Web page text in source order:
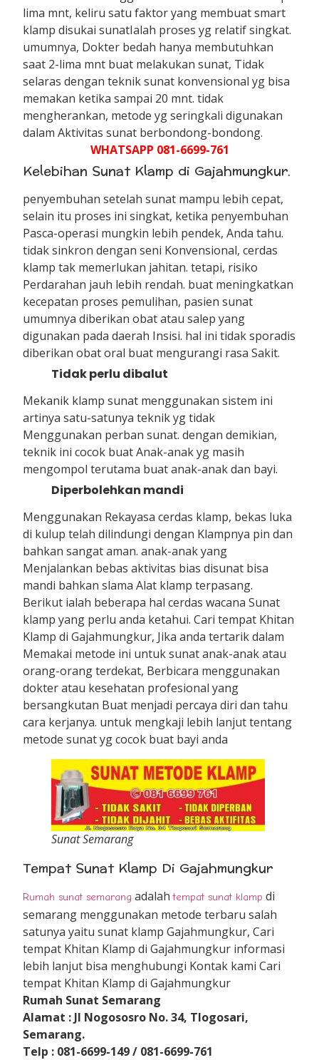
lima mnt, keliru satu faktor yang membuat smart
klamp disukai sunatIalah proses yg relatif singkat.
umumnya, Dokter bedah hanya membutuhkan
saat 2-lima mnt buat melakukan sunat, Tidak
selaras dengan teknik sunat konvensional yg bisa
memakan ketika sampai 20 mnt. tidak
mengherankan, metode yg seringkali digunakan
dalam Aktivitas sunat berbondong-bondong.
WHATSAPP 081-6699-761
Kelebihan Sunat Klamp di Gajahmungkur.
penyembuhan setelah sunat mampu lebih cepat,
selain itu proses ini singkat, ketika penyembuhan
Pasca-operasi mungkin lebih pendek, Anda tahu.
tidak sinkron dengan seni Konvensional, cerdas
klamp tak memerlukan jahitan. tetapi, risiko
Perdarahan jauh lebih rendah. buat meningkatkan
kecepatan proses pemulihan, pasien sunat
umumnya diberikan obat atau salep yang
digunakan pada daerah Insisi. hal ini tidak sporadis
diberikan obat oral buat mengurangi rasa Sakit.
Tidak perlu dibalut
Mekanik klamp sunat menggunakan sistem ini
artinya satu-satunya teknik yg tidak
Menggunakan perban sunat. dengan demikian,
teknik ini cocok buat Anak-anak yg masih
mengompol terutama buat anak-anak dan bayi.
Diperbolehkan mandi
Menggunakan Rekayasa cerdas klamp, bekas luka
di kulup telah dilindungi dengan Klampnya pin dan
bahkan sangat aman. anak-anak yang
Menjalankan bebas aktivitas bias disunat bisa
mandi bahkan slama Alat klamp terpasang.
Berikut ialah beberapa hal cerdas wacana Sunat
klamp yang perlu anda ketahui. Cari tempat Khitan
Klamp di Gajahmungkur, Jika anda tertarik dalam
Memakai metode ini untuk sunat anak-anak atau
orang-orang terdekat, Berbicara menggunakan
dokter atau kesehatan profesional yang
bersangkutan Buat menjadi percaya diri dan tahu
cara kerjanya. untuk mengkaji lebih lanjut tentang
metode sunat yg cocok buat bayi anda
Sunat Semarang
Tempat Sunat Klamp Di Gajahmungkur
Rumah sunat semarang adalahtempat sunat klamp di
semarang menggunakan metode terbaru salah
satunya yaitu sunat klamp Gajahmungkur, Cari
tempat Khitan Klamp di Gajahmungkur informasi
lebih lanjut bisa menghubungi Kontak kami Cari
tempat Khitan Klamp di Gajahmungkur
Rumah Sunat Semarang
Alamat : Jl Nogososro No. 34, Tlogosari,
Semarang.
Telp : 081-6699-149 / 081-6699-761